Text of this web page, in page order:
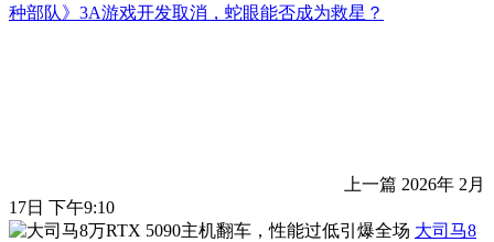
种部队》3A游戏开发取消，蛇眼能否成为救星？
上一篇 2026年 2月
17日 下午9:10
大司马8